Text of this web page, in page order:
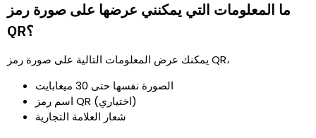
ما المعلومات التي يمكنني عرضها على صورة رمز
QR؟
يمكنك عرض المعلومات التالية على صورة رمز QR،
الصورة نفسها حتى 30 ميغابايت
اسم رمز QR (اختياري)
شعار العلامة التجارية